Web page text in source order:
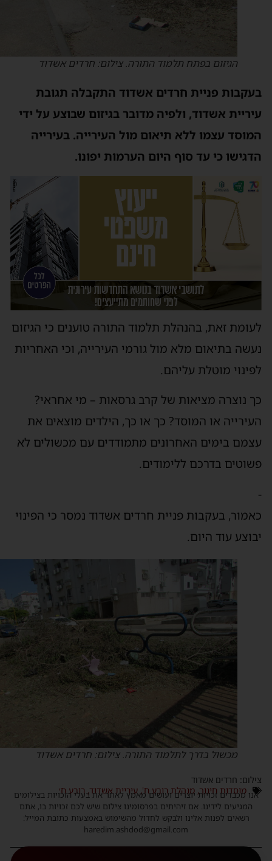
הגיזום בפתח תלמוד התורה. צילום: חרדים אשדוד
פניית חרדים אשדוד התקבלה תגובת
אשדוד, ולפיה מדובר בגיזום שבוצע על ידי
עצמו ללא תיאום מול העירייה. בעירייה
כי עד סוף היום הערמות יפונו.
זאת, בהנהלת תלמוד התורה טוענים כי הגיזום
בתיאום מלא מול גורמי העירייה, וכי האחריות
מוטלת עליהם.
נוצרה מציאות של קרב גרסאות – מי אחראי?
או המוסד? כך או כך, הילדים מוצאים את
בימים האחרונים מתמודדים עם מכשולים לא
בדרכם ללימודים.
בעקבות פניית חרדים אשדוד נמסר כי הפינוי
עוד היום.
מכשול בדרך לתלמוד התורה. צילום: חרדים אשדוד
חרדים אשדוד
מוסדות חינוך,מנהלת רובע ח',עיריית אשדוד,רובע ח׳
אנו מכבדים זכויות יוצרים ועושים מאמץ לאתר את בעלי הזכויות בצילומים
המגיעים לידינו. אם זיהיתים בפרסומינו צילום שיש לכם זכויות בו, אתם
רשאים לפנות אלינו ולבקש לחדול מהשימוש באמצעות כתובת המייל:
haredim.ashdod@gmail.com